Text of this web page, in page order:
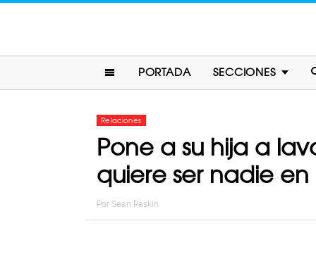
PORTADA SECCIONES
Relaciones
Pone a su hija a
quiere ser nadie en
Por Sean Paskin